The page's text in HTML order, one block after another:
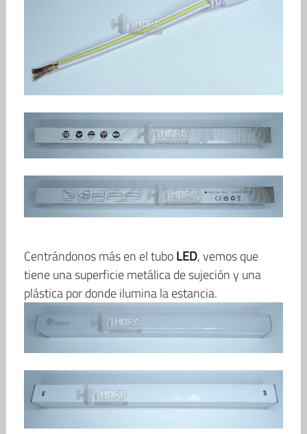
Centrándonos más en el tuboLED, vemos que
tiene una superficie metálica de sujeción y una
plástica por donde ilumina la estancia.